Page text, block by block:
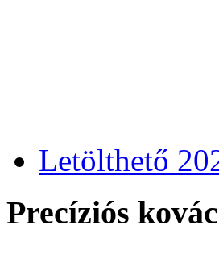
Letölthető
Precíziós